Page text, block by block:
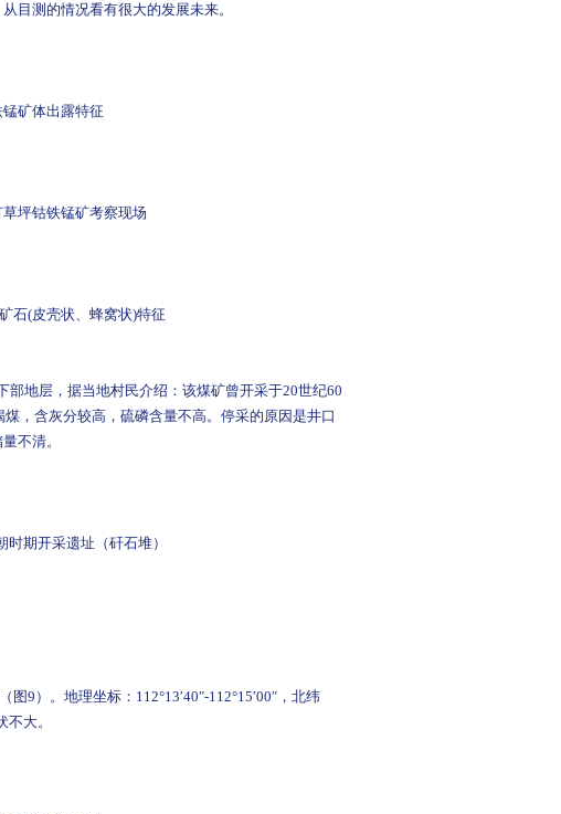
目测的情况看有很大的发展未来。
矿体出露特征
坪钴铁锰矿考察现场
石(皮壳状、蜂窝状)特征
地层，据当地村民介绍：该煤矿曾开采于20世纪60
，含灰分较高，硫磷含量不高。停采的原因是井口
不清。
期开采遗址（矸石堆）
）。地理坐标：112°13′40″-112°15′00″，北纬
不大。